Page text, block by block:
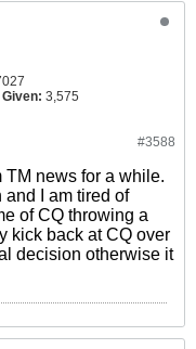
3,575
#3588
TM news for a while.
I am tired of
of CQ throwing a
kick back at CQ over
decision otherwise it